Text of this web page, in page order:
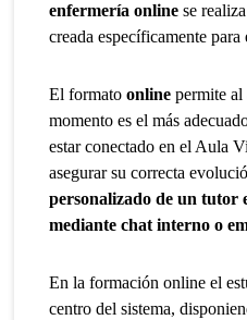
enfermería onlinese
creada específicamente para
El formato online permite
momento es el más
estar conectado en el Aula
asegurar su correcta
personalizado de un tutor
mediante chat interno o
En la formación online el
centro del sistema,